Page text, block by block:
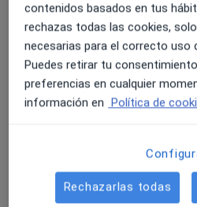
Tipos de consulta
PresencialVer direcciones
Fotos y vídeos
contenidos basados en tus
rechazas todas las cookies,
necesarias para el correcto uso
Puedes retirar tu
preferencias en cualquier
información en Política de
Rechazarlas todas